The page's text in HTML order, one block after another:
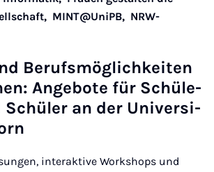
MINT@UniPB, NRW-
Be­rufs­mög­lich­kei­ten
An­ge­bo­te für Schü­le­
Schü­ler an der Uni­ver­si­
interaktive Workshops und